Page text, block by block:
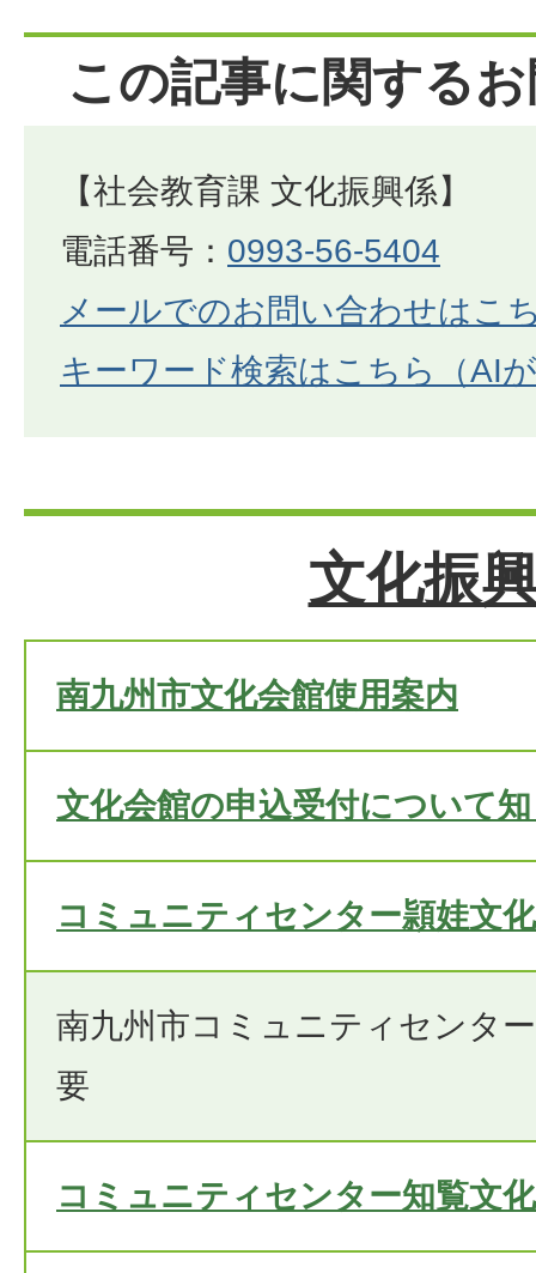
この記事に関する
【社会教育課 文化振興係】
電話番号： 0993-56-5404
メールでのお問い合わせはこ
キーワード検索はこちら（AI
文化振
南九州市文化会館使用案内
文化会館の申込受付について
コミュニティセンター頴娃文
南九州市コミュニティセンタ
要
コミュニティセンター知覧文